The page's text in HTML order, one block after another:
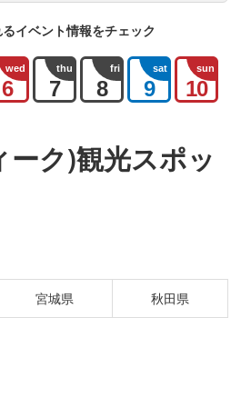
イベント情報をチェック
wed
6
thu
7
fri
8
sat
9
sun
10
ク)観光スポッ
宮城県 秋田県